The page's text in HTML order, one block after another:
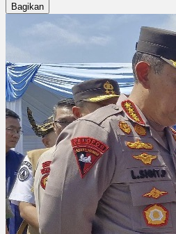
Bagikan